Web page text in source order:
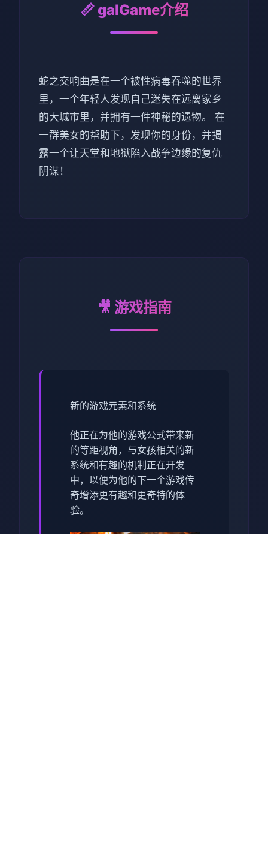
📏 galGame介绍
蛇之交响曲是在一个被性病毒吞噬的世界
里，一个年轻人发现自己迷失在远离家乡
的大城市里，并拥有一件神秘的遗物。 在
一群美女的帮助下，发现你的身份，并揭
露一个让天堂和地狱陷入战争边缘的复仇
阴谋！
🎥 游戏指南
新的游戏元素和系统
他正在为他的游戏公式带来新
的等距视角，与女孩相关的新
系统和有趣的机制正在开发
中，以便为他的下一个游戏传
奇增添更有趣和更奇特的体
验。